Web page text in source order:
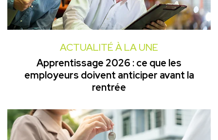
ACTUALITÉ À LA UNE
Apprentissage 2026 : ce que les
employeurs doivent anticiper avant la
rentrée